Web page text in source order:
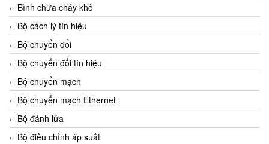
Bình chữa cháy khô
Bộ cách lý tín hiệu
Bộ chuyển đổi
Bộ chuyển đổi tín hiệu
Bộ chuyển mạch
Bộ chuyển mạch Ethernet
Bộ đánh lửa
Bộ điều chỉnh áp suất